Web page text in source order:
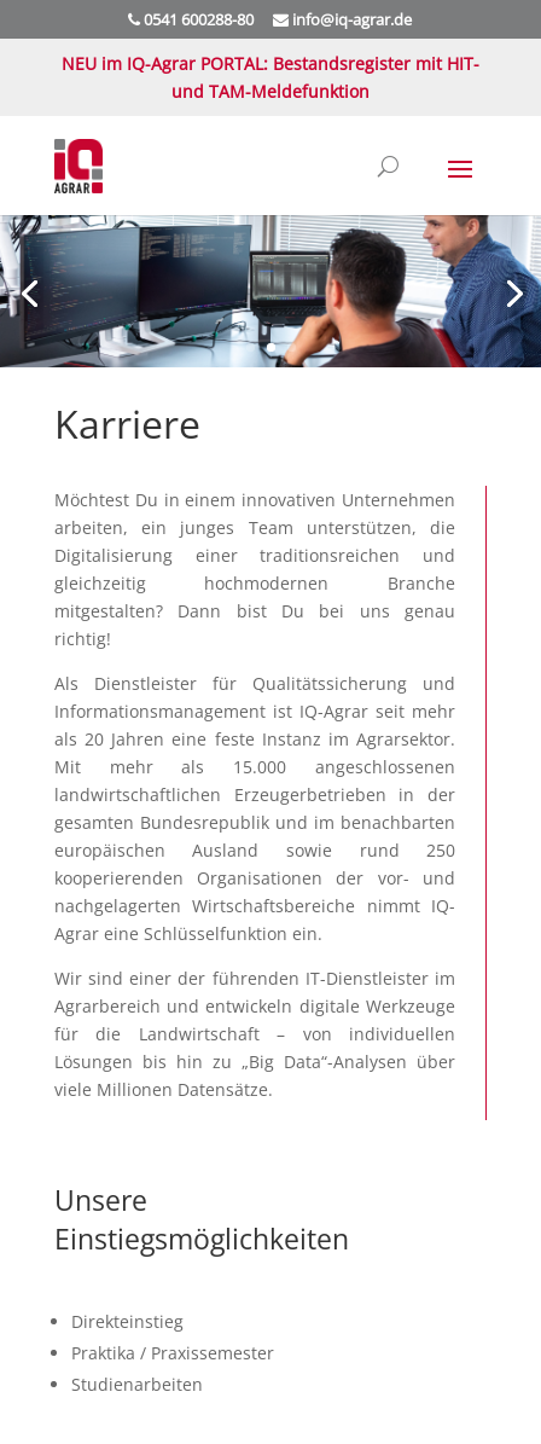
0541 600288-80 info@iq-agrar.de
NEU im IQ-Agrar PORTAL: Bestandsregister mit HIT-
und TAM-Meldefunktion
Karriere
Möchtest Du in einem innovativen Unternehmen
arbeiten, ein junges Team unterstützen, die
Digitalisierung einer traditionsreichen und
gleichzeitig hochmodernen Branche
mitgestalten? Dann bist Du bei uns genau
richtig!
Als Dienstleister für Qualitätssicherung und
Informationsmanagement ist IQ-Agrar seit mehr
als 20 Jahren eine feste Instanz im Agrarsektor.
Mit mehr als 15.000 angeschlossenen
landwirtschaftlichen Erzeugerbetrieben in der
gesamten Bundesrepublik und im benachbarten
europäischen Ausland sowie rund 250
kooperierenden Organisationen der vor- und
nachgelagerten Wirtschaftsbereiche nimmt IQ-
Agrar eine Schlüsselfunktion ein.
Wir sind einer der führenden IT-Dienstleister im
Agrarbereich und entwickeln digitale Werkzeuge
für die Landwirtschaft – von individuellen
Lösungen bis hin zu „Big Data“-Analysen über
viele Millionen Datensätze.
Unsere
Einstiegsmöglichkeiten
Direkteinstieg
Praktika / Praxissemester
Studienarbeiten